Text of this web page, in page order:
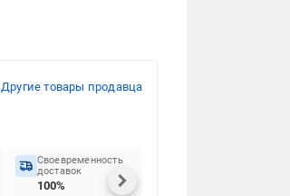
Другие товары продавца
Своевременность
доставок
100%